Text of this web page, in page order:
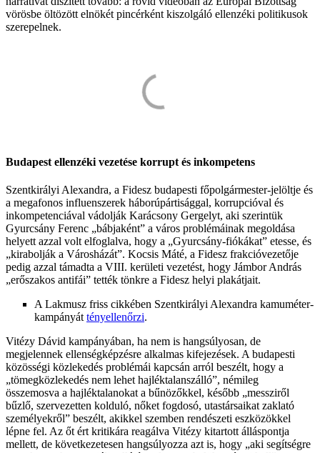
vörösbe öltözött elnökét pincérként kiszolgáló ellenzéki politikusok
szerepelnek.
Budapest ellenzéki vezetése korrupt és inkompetens
Szentkirályi Alexandra, a Fidesz budapesti főpolgármester-jelöltje és
a megafonos influenszerek háborúpártisággal, korrupcióval és
inkompetenciával vádolják Karácsony Gergelyt, aki szerintük
Gyurcsány Ferenc „bábjaként” a város problémáinak megoldása
helyett azzal volt elfoglalva, hogy a „Gyurcsány-fiókákat” etesse, és
„kirabolják a Városházát”. Kocsis Máté, a Fidesz frakcióvezetője
pedig azzal támadta a VIII. kerületi vezetést, hogy Jámbor András
„erőszakos antifái” tették tönkre a Fidesz helyi plakátjait.
A Lakmusz friss cikkében Szentkirályi Alexandra kamuméter-
kampányát tényellenőrzi.
Vitézy Dávid kampányában, ha nem is hangsúlyosan, de
megjelennek ellenségképzésre alkalmas kifejezések. A budapesti
közösségi közlekedés problémái kapcsán arról beszélt, hogy a
„tömegközlekedés nem lehet hajléktalanszálló”, némileg
összemosva a hajléktalanokat a bűnözőkkel, később „messziről
bűzlő, szervezetten kolduló, nőket fogdosó, utastársaikat zaklató
személyekről” beszélt, akikkel szemben rendészeti eszközökkel
lépne fel. Az őt ért kritikára reagálva Vitézy kitartott álláspontja
mellett, de következetesen hangsúlyozza azt is, hogy „aki segítségre